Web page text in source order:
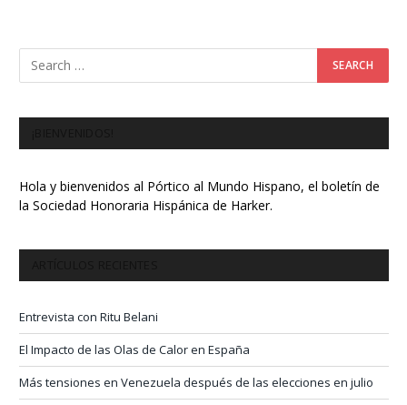
Hola y bienvenidos al Pórtico al Mundo Hispano, el boletín de
la Sociedad Honoraria Hispánica de Harker.
Entrevista con Ritu Belani
El Impacto de las Olas de Calor en España
Más tensiones en Venezuela después de las elecciones en julio